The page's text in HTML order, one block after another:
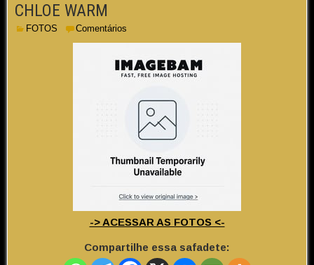
CHLOE WARM
FOTOS Comentários
-> ACESSAR AS FOTOS <-
Compartilhe essa safadete: